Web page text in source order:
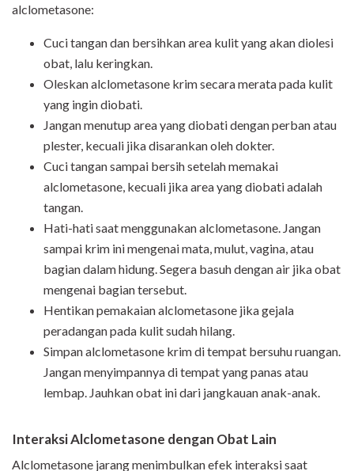
alclometasone:
Cuci tangan dan bersihkan area kulit yang akan diolesi
obat, lalu keringkan.
Oleskan alclometasone krim secara merata pada kulit
yang ingin diobati.
Jangan menutup area yang diobati dengan perban atau
plester, kecuali jika disarankan oleh dokter.
Cuci tangan sampai bersih setelah memakai
alclometasone, kecuali jika area yang diobati adalah
tangan.
Hati-hati saat menggunakan alclometasone. Jangan
sampai krim ini mengenai mata, mulut, vagina, atau
bagian dalam hidung. Segera basuh dengan air jika obat
mengenai bagian tersebut.
Hentikan pemakaian alclometasone jika gejala
peradangan pada kulit sudah hilang.
Simpan alclometasone krim di tempat bersuhu ruangan.
Jangan menyimpannya di tempat yang panas atau
lembap. Jauhkan obat ini dari jangkauan anak-anak.
Interaksi Alclometasone dengan Obat Lain
Alclometasone jarang menimbulkan efek interaksi saat